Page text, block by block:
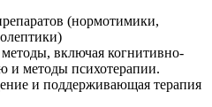
(нормотимики,
включая когнитивно-
и методы психотерапии.
и поддерживающая терапия